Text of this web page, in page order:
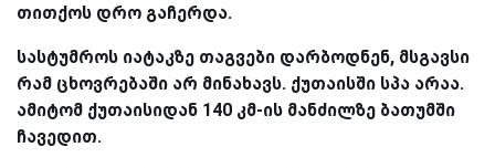
თითქოს დრო გაჩერდა.
სასტუმროს იატაკზე თაგვები დარბოდნენ, მსგავსი
რამ ცხოვრებაში არ მინახავს. ქუთაისში სპა არაა.
ამიტომ ქუთაისიდან 140 კმ-ის მანძილზე ბათუმში
ჩავედით.